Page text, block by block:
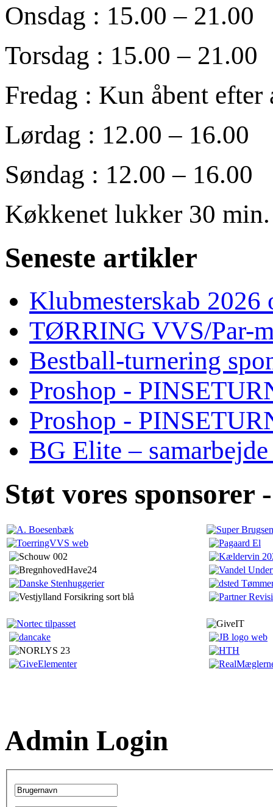
Onsdag : 15.00 – 21.00
Torsdag : 15.00 – 21.00
Fredag : Kun åbent efter
Lørdag : 12.00 – 16.00
Søndag : 12.00 – 16.00
Køkkenet lukker 30
Seneste artikler
Klubmesterskab
TØRRING VVS/Par-
Bestball-turnering
Proshop -
Proshop -
BG Elite –
Støt vores
Admin Login